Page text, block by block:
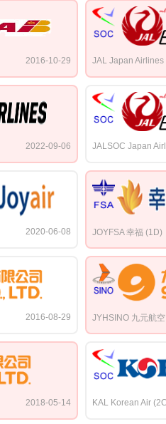
2016-10-29 JAL Japan Airlines
2022-09-06 JALSOC Japan
2020-06-08 JOYFSA 幸福 (1D)
2016-08-29 JYHSINO 九元航
2018-05-14 KAL Korean Air